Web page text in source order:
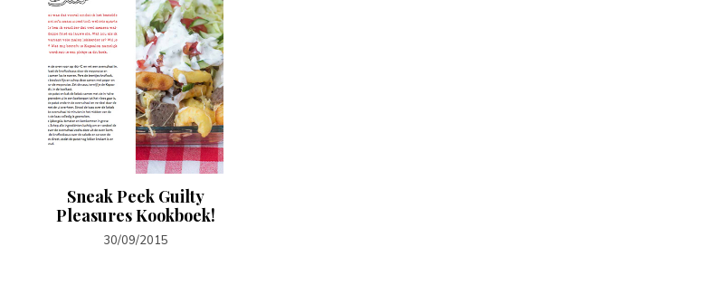
Sneak Peek Guilty
Pleasures Kookboek!
30/09/2015